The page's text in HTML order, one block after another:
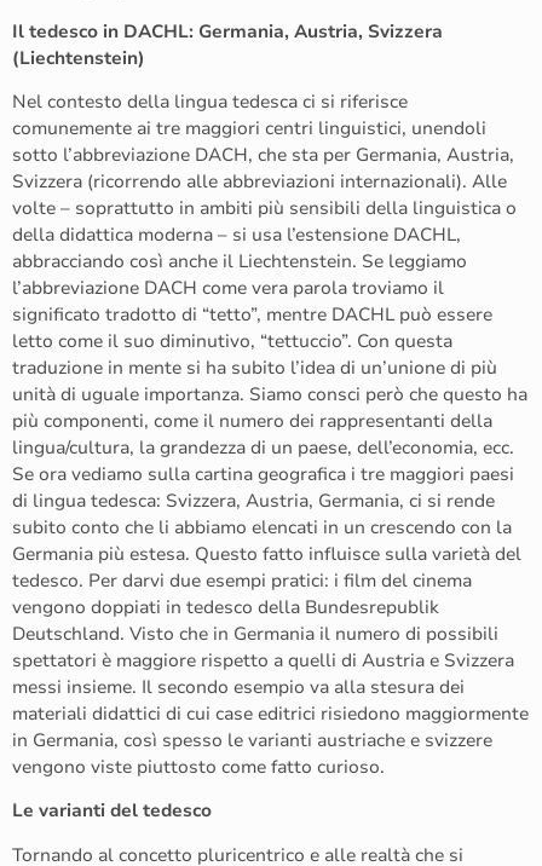
Il tedesco in DACHL: Germania, Austria, Svizzera
(Liechtenstein)
Nel contesto della lingua tedesca ci si riferisce
comunemente ai tre maggiori centri linguistici, unendoli
sotto l’abbreviazione DACH, che sta per Germania, Austria,
Svizzera (ricorrendo alle abbreviazioni internazionali). Alle
volte – soprattutto in ambiti più sensibili della linguistica o
della didattica moderna – si usa l’estensione DACHL,
abbracciando così anche il Liechtenstein. Se leggiamo
l’abbreviazione DACH come vera parola troviamo il
significato tradotto di “tetto”, mentre DACHL può essere
letto come il suo diminutivo, “tettuccio”. Con questa
traduzione in mente si ha subito l’idea di un’unione di più
unità di uguale importanza. Siamo consci però che questo ha
più componenti, come il numero dei rappresentanti della
lingua/cultura, la grandezza di un paese, dell’economia, ecc.
Se ora vediamo sulla cartina geografica i tre maggiori paesi
di lingua tedesca: Svizzera, Austria, Germania, ci si rende
subito conto che li abbiamo elencati in un crescendo con la
Germania più estesa. Questo fatto influisce sulla varietà del
tedesco. Per darvi due esempi pratici: i film del cinema
vengono doppiati in tedesco della Bundesrepublik
Deutschland. Visto che in Germania il numero di possibili
spettatori è maggiore rispetto a quelli di Austria e Svizzera
messi insieme. Il secondo esempio va alla stesura dei
materiali didattici di cui case editrici risiedono maggiormente
in Germania, così spesso le varianti austriache e svizzere
vengono viste piuttosto come fatto curioso.
Le varianti del tedesco
Tornando al concetto pluricentrico e alle realtà che si